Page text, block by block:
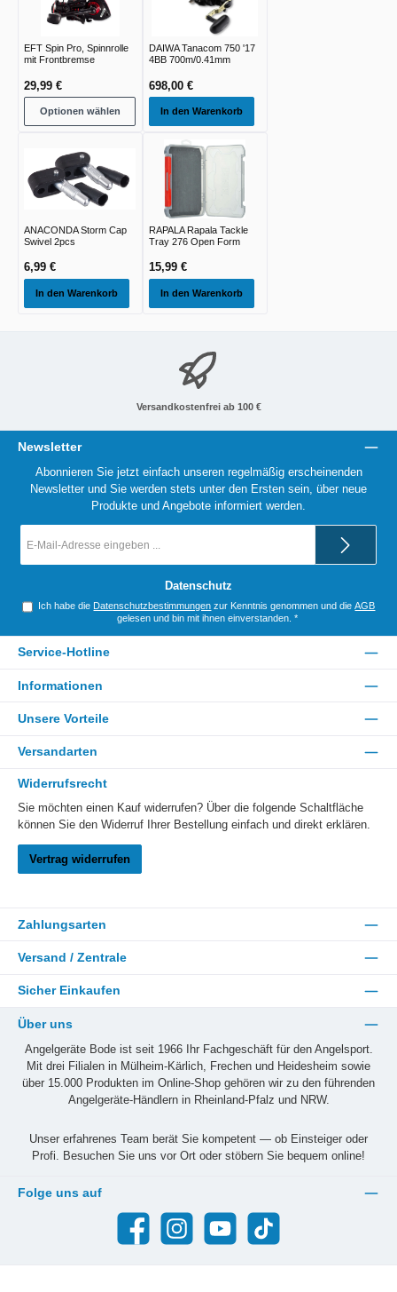
EFT Spin Pro, Spinnrolle
mit Frontbremse
29,99 €
Optionen wählen
DAIWA Tanacom 750 '17
4BB 700m/0.41mm
698,00 €
In den Warenkorb
ANACONDA Storm Cap
Swivel 2pcs
6,99 €
In den Warenkorb
RAPALA Rapala Tackle
Tray 276 Open Form
15,99 €
In den Warenkorb
Versandkostenfrei ab 100 €
Newsletter
Abonnieren Sie jetzt einfach unseren regelmäßig erscheinenden
Newsletter und Sie werden stets unter den Ersten sein, über neue
Produkte und Angebote informiert werden.
Mail-
Adresse
Datenschutz
Ich habe die Datenschutzbestimmungen zur Kenntnis genommen und dieAGB
gelesen und bin mit ihnen einverstanden. *
Service-Hotline
Informationen
Unsere Vorteile
Versandarten
Widerrufsrecht
Sie möchten einen Kauf widerrufen? Über die folgende Schaltfläche
können Sie den Widerruf Ihrer Bestellung einfach und direkt erklären.
Vertrag widerrufen
Zahlungsarten
Versand / Zentrale
Sicher Einkaufen
Über uns
Angelgeräte Bode ist seit 1966 Ihr Fachgeschäft für den Angelsport.
Mit drei Filialen in Mülheim-Kärlich, Frechen und Heidesheim sowie
über 15.000 Produkten im Online-Shop gehören wir zu den führenden
Angelgeräte-Händlern in Rheinland-Pfalz und NRW.
Unser erfahrenes Team berät Sie kompetent — ob Einsteiger oder
Profi. Besuchen Sie uns vor Ort oder stöbern Sie bequem online!
Folge uns auf
Facebook Instagram YouTube TikTok